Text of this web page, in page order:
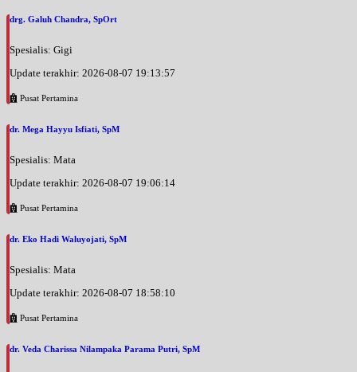
drg. Galuh Chandra, SpOrt
Spesialis: Gigi
Update terakhir: 2026-08-07 19:13:57
Pusat Pertamina
dr. Mega Hayyu Isfiati, SpM
Spesialis: Mata
Update terakhir: 2026-08-07 19:06:14
Pusat Pertamina
dr. Eko Hadi Waluyojati, SpM
Spesialis: Mata
Update terakhir: 2026-08-07 18:58:10
Pusat Pertamina
dr. Veda Charissa Nilampaka Parama Putri, SpM